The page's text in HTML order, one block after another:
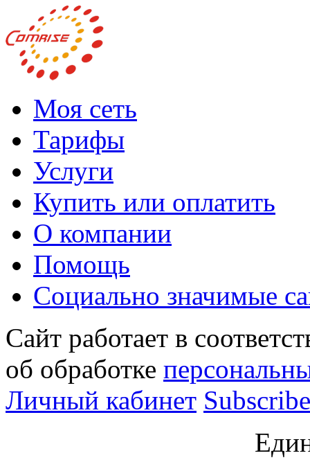
Моя сеть
Тарифы
Услуги
Купить или оплатить
О компании
Помощь
Социально значимые
Сайт работает в
об обработке
Личный кабинет